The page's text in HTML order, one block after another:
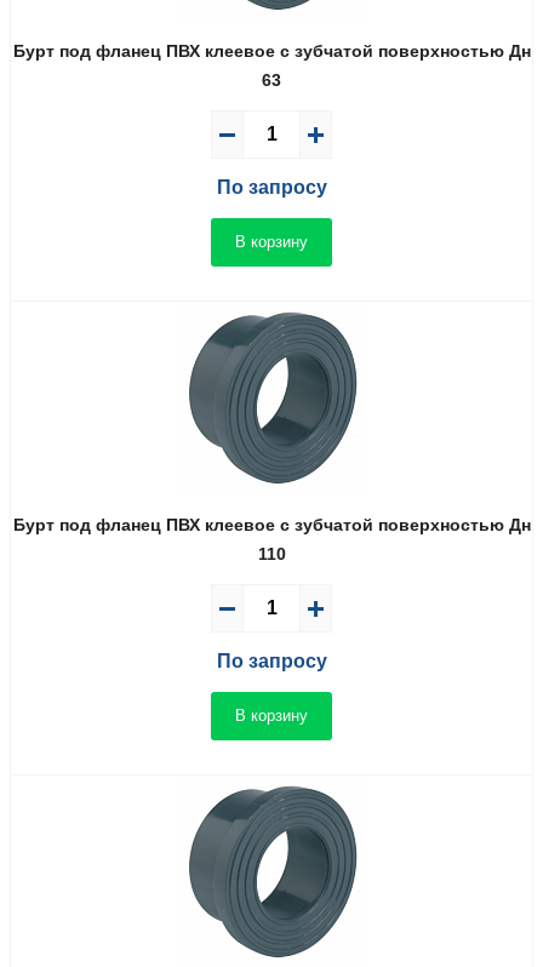
Бурт под фланец ПВХ клеевое с зубчатой поверхностью Дн
63
По запросу
В корзину
Бурт под фланец ПВХ клеевое с зубчатой поверхностью Дн
110
По запросу
В корзину